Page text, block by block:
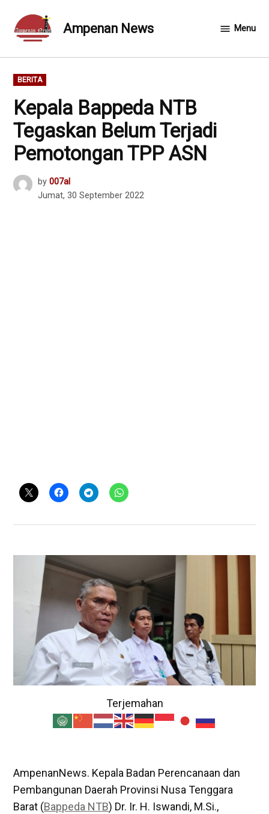
content
Ampenan News Menu
POSTED
IN
BERITA
Kepala Bappeda NTB
Tegaskan Belum Terjadi
Pemotongan TPP ASN
by 007al
Jumat, 30 September 2022
Terjemahan
AmpenanNews. Kepala Badan Perencanaan dan
Pembangunan Daerah Provinsi Nusa Tenggara
Barat (Bappeda NTB) Dr. Ir. H. Iswandi, M.Si.,